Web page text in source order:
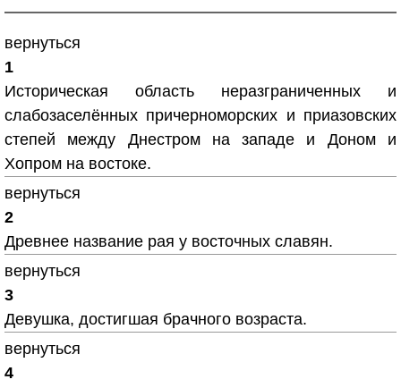
вернуться
1
Историческая область неразграниченных и
слабозаселённых причерноморских и приазовских
степей между Днестром на западе и Доном и
Хопром на востоке.
вернуться
2
Древнее название рая у восточных славян.
вернуться
3
Девушка, достигшая брачного возраста.
вернуться
4